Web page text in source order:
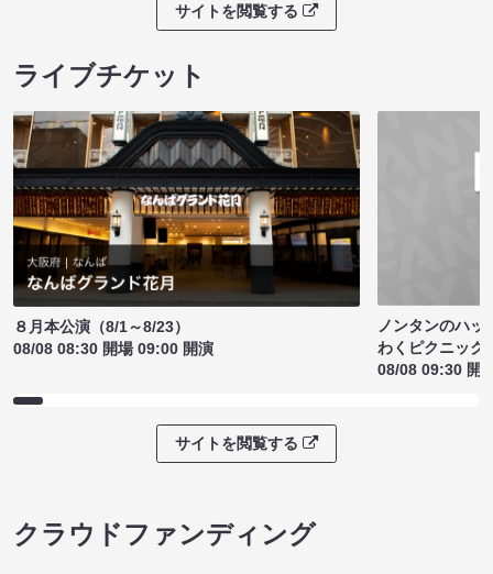
サイトを閲覧する
ライブチケット
８月本公演（8/1～8/23）
08/08 08:30 開場 09:00 開演
ノンタンのハッ
わくピクニック
08/08 09:30 開
サイトを閲覧する
クラウドファンディング